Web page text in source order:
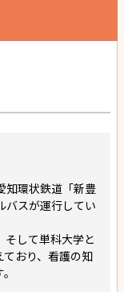
知環状鉄道「新豊
バスが運行してい
して単科大学と
おり、看護の知